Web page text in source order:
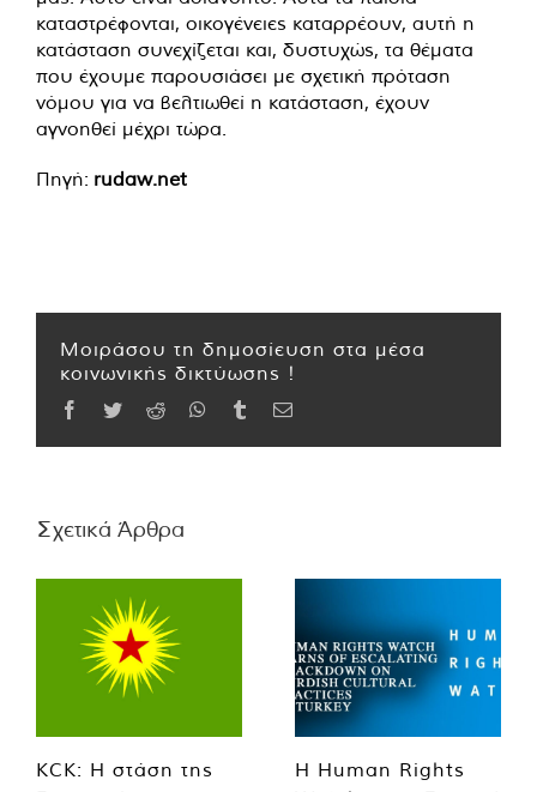
καταστρέφονται, οικογένειες καταρρέουν, αυτή η
κατάσταση συνεχίζεται και, δυστυχώς, τα θέματα
που έχουμε παρουσιάσει με σχετική πρόταση
νόμου για να βελτιωθεί η κατάσταση, έχουν
αγνοηθεί μέχρι τώρα.
Πηγή: rudaw.net
Μοιράσου τη δημοσίευση στα μέσα
κοινωνικής δικτύωσης !
Facebook
TwitterReddit WhatsApp
TumblrEmail
Σχετικά Άρθρα
KCK: Η στάση της
Η Human Rights